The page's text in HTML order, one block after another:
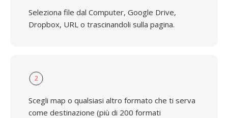
Seleziona file dal Computer, Google Drive,
Dropbox, URL o trascinandoli sulla pagina.
2
Scegli map o qualsiasi altro formato che ti serva
come destinazione (più di 200 formati